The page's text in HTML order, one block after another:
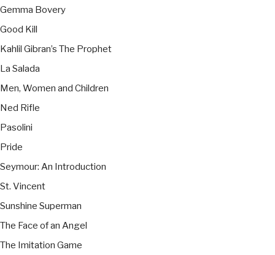
Gemma Bovery
Good Kill
Kahlil Gibran’s The Prophet
La Salada
Men, Women and Children
Ned Rifle
Pasolini
Pride
Seymour: An Introduction
St. Vincent
Sunshine Superman
The Face of an Angel
The Imitation Game